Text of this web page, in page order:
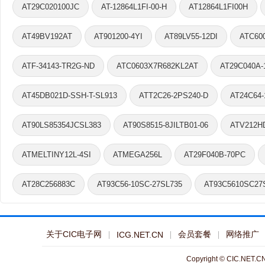
AT29C020100JC AT-12864L1FI-00-H AT12864L1FI00H
AT49BV192AT AT901200-4YI AT89LV55-12DI
ATF-34143-TR2G-ND ATC0603X7R682KL2AT
AT45DB021D-SSH-T-SL913 ATT2C26-2PS240-D
AT90LS85354JCSL383 AT90S8515-8JILTB01-06
ATMELTINY12L-4SI ATMEGA256L AT29F040B-70PC
AT28C256883C AT93C56-10SC-27SL735
关于CIC电子网 ICG.NET.CN 会员套餐 网络推广
Copyright ©